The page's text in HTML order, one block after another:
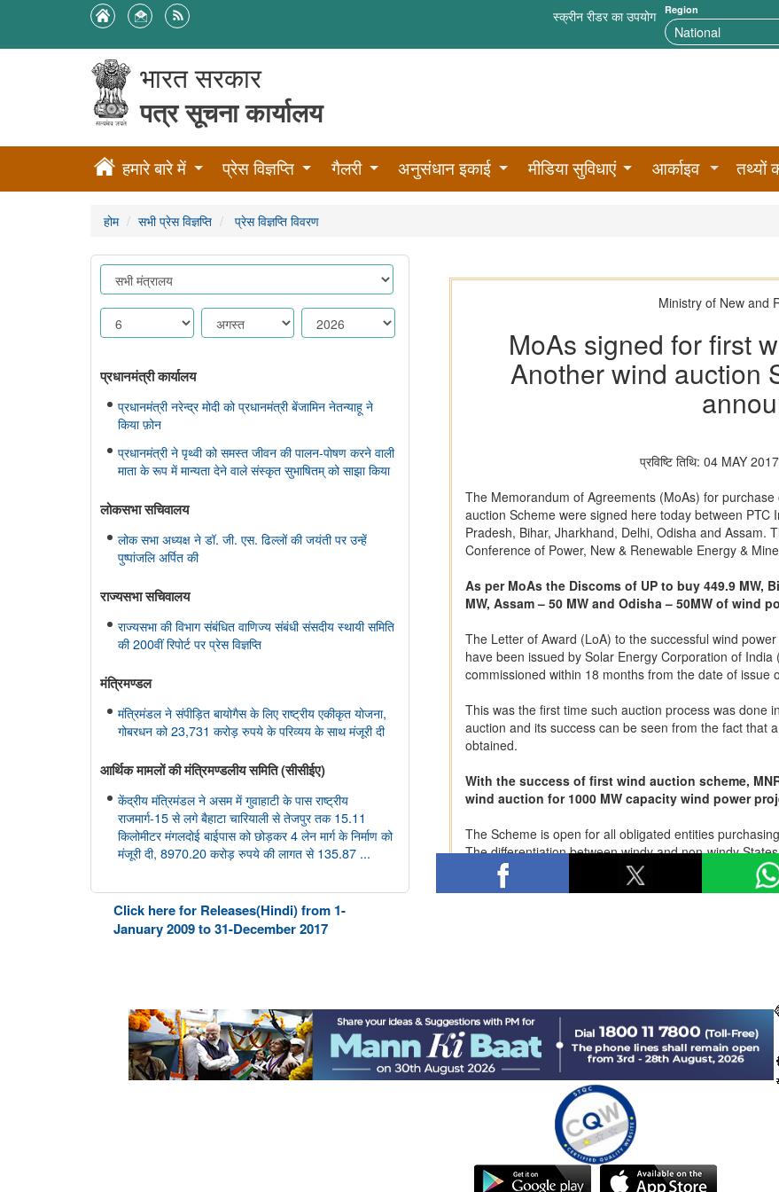
स्क्रीन रीडर का उपयोग Region
भारत सरकार
पत्र सूचना कार्यालय
हमारे बारे में प्रेस विज्ञप्ति गैलरी अनुसंधान इकाई मीडिया सुविधाएं आर्काइव तथ्यों
होम सभी प्रेस विज्ञप्ति प्रेस विज्ञप्ति विवरण
प्रधानमंत्री कार्यालय
प्रधानमंत्री नरेन्द्र मोदी को प्रधानमंत्री बेंजामिन नेतन्याहू ने
किया फ़ोन
प्रधानमंत्री ने पृथ्वी को समस्त जीवन की पालन-पोषण करने वाली
माता के रूप में मान्यता देने वाले संस्कृत सुभाषितम् को साझा किया
लोकसभा सचिवालय
लोक सभा अध्यक्ष ने डॉ. जी. एस. ढिल्लों की जयंती पर उन्हें
पुष्पांजलि अर्पित की
राज्यसभा सचिवालय
राज्यसभा की विभाग संबंधित वाणिज्य संबंधी संसदीय स्थायी समिति
की 200वीं रिपोर्ट पर प्रेस विज्ञप्ति
मंत्रिमण्‍डल
मंत्रिमंडल ने संपीड़ित बायोगैस के लिए राष्ट्रीय एकीकृत योजना,
गोबरधन को 23,731 करोड़ रुपये के परिव्यय के साथ मंजूरी दी
आर्थिक मामलों की मंत्रिमण्‍डलीय समिति (सीसीईए)
केंद्रीय मंत्रिमंडल ने असम में गुवाहाटी के पास राष्ट्रीय
राजमार्ग-15 से लगे बैहाटा चारियाली से तेजपुर तक 15.11
किलोमीटर मंगलदोई बाईपास को छोड़कर 4 लेन मार्ग के निर्माण को
मंजूरी दी, 8970.20 करोड़ रुपये की लागत से 135.87 ...
आयुष
केंद्रीय आयुष मंत्री श्री प्रतापराव जाधव ने सीसीआरएएस की
27वीं शासी निकाय बैठक की अध्यक्षता की
डॉ. जितेंद्र सिंह ने राज्यसभा को गगनयान मिशन और भारत के
मानव अंतरिक्ष अन्वेषण रोडमैप की प्रमुख उपलब्धियों की जानकारी
संसद प्रश्न: वैश्विक प्रक्षेपण बाजार में भारत की स्थिति
Click here for Releases(Hindi) from 1-
January 2009 to 31-December 2017